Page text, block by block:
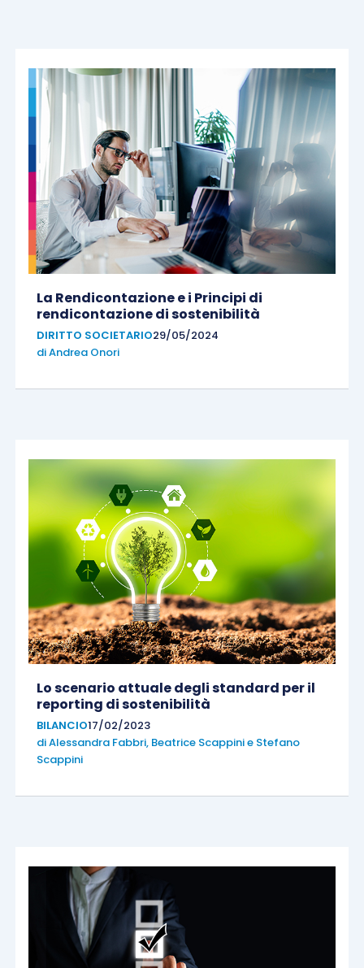
La Rendicontazione e i Principi di
rendicontazione di sostenibilità
DIRITTO SOCIETARIO29/05/2024
diAndrea Onori
Lo scenario attuale degli standard per il
reporting di sostenibilità
BILANCIO17/02/2023
diAlessandra Fabbri, Beatrice Scappinie Stefano
Scappini